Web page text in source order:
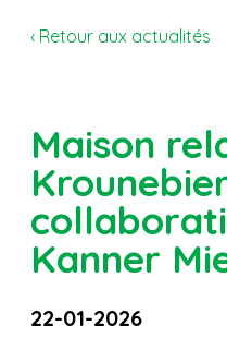
‹ Retour aux actualités
Maison
Kanner
22-01-2026